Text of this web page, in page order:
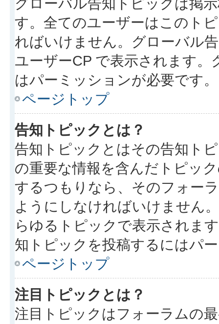
す。全てのユーザーはこのト
ればいけません。グローバル
ユーザーCP で表示されます
はパーミッションが必要です。
ページトップ
告知トピックとは？
告知トピックとはその告知ト
の重要な情報を含んだトピッ
するつもりなら、そのフォー
ようにしなければいけません
らゆるトピックで表示されま
知トピックを投稿するにはパ
ページトップ
注目トピックとは？
注目トピックはフォーラムの